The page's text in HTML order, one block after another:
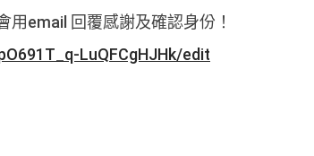
email 回覆感謝及確認身份！
LuQFCgHJHk/edit